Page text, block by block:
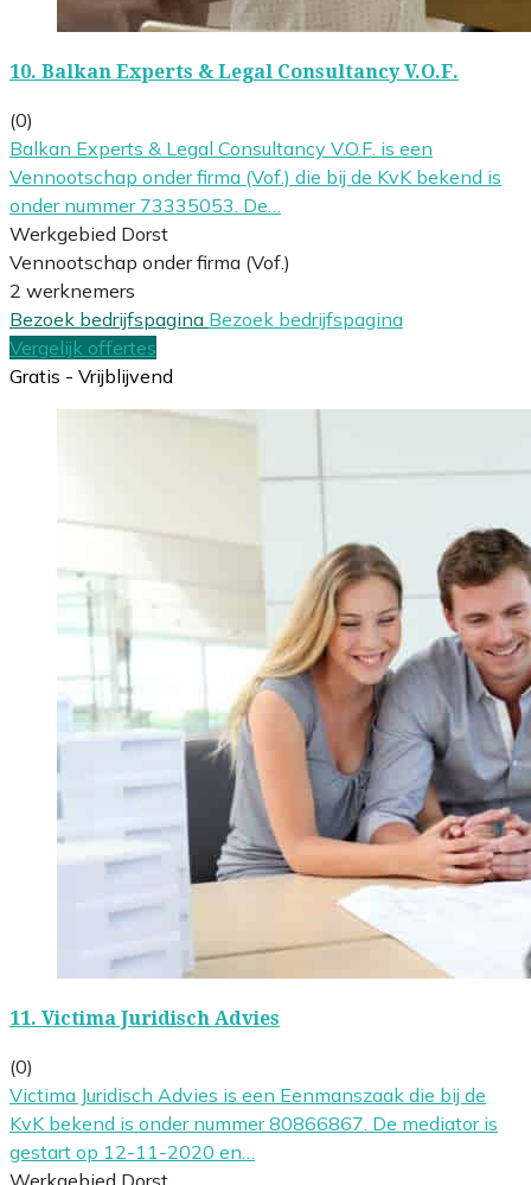
10. Balkan Experts & Legal Consultancy V.O.F.
(0)
Balkan Experts & Legal Consultancy V.O.F. is een
Vennootschap onder firma (Vof.) die bij de KvK bekend is
onder nummer 73335053. De…
Werkgebied Dorst
Vennootschap onder firma (Vof.)
2 werknemers
Bezoek bedrijfspagina Bezoek bedrijfspagina
Vergelijk offertes
Gratis - Vrijblijvend
11. Victima Juridisch Advies
(0)
Victima Juridisch Advies is een Eenmanszaak die bij de
KvK bekend is onder nummer 80866867. De mediator is
gestart op 12-11-2020 en…
Werkgebied Dorst